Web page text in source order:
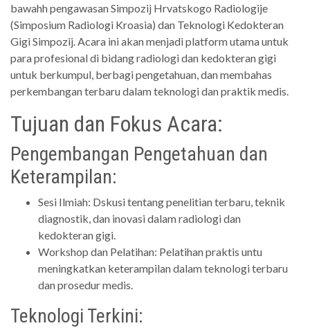
bawahh pengawasan Simpozij Hrvatskogo Radiologije
(Simposium Radiologi Kroasia) dan Teknologi Kedokteran
Gigi Simpozij. Acara ini akan menjadi platform utama untuk
para profesional di bidang radiologi dan kedokteran gigi
untuk berkumpul, berbagi pengetahuan, dan membahas
perkembangan terbaru dalam teknologi dan praktik medis.
Tujuan dan Fokus Acara:
Pengembangan Pengetahuan dan
Keterampilan:
Sesi Ilmiah: Dskusi tentang penelitian terbaru, teknik
diagnostik, dan inovasi dalam radiologi dan
kedokteran gigi.
Workshop dan Pelatihan: Pelatihan praktis untu
meningkatkan keterampilan dalam teknologi terbaru
dan prosedur medis.
Teknologi Terkini: